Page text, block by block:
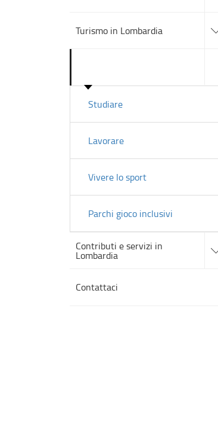
Turismo in Lombardia
alle
sotto
Studiare
Lavorare
Vivere lo sport
Parchi gioco inclusivi
Contributi e servizi in
Lombardia
alle
sotto
Contattaci